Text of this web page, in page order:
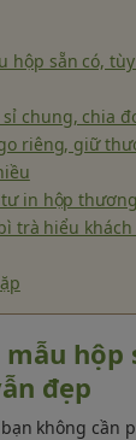
hộp sẵn có,
chung, chia
riêng, giữ
in hộp
trà hiểu
hộp
đẹp
không cần